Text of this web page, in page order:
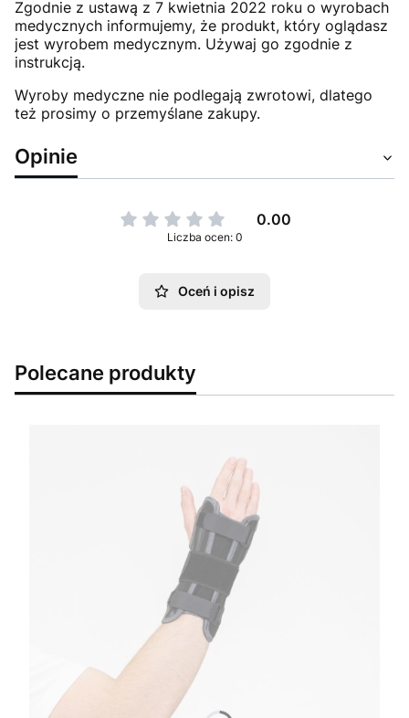
Zgodnie z ustawą z 7 kwietnia 2022 roku o wyrobach
medycznych informujemy, że produkt, który oglądasz
jest wyrobem medycznym. Używaj go zgodnie z
instrukcją.
Wyroby medyczne nie podlegają zwrotowi, dlatego
też prosimy o przemyślane zakupy.
Opinie
0.00
Liczba ocen: 0
Oceń i opisz
Polecane produkty